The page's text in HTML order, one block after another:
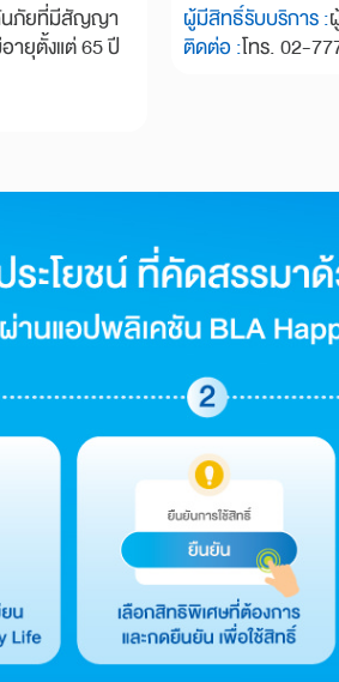
นภัยที่มีสัญญา
ายุตั้งแต่ 65 ปี
ผู้มีสิทธิ์รับบริการ :
ติดต่อ :โทร. 02-